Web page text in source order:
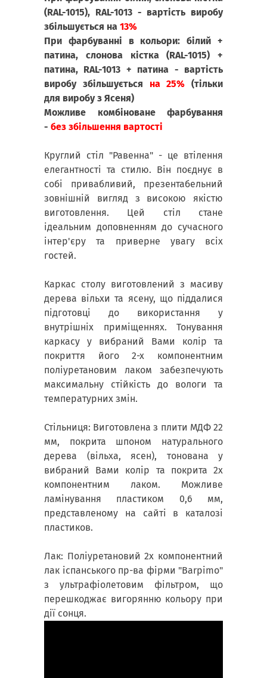
(RAL-1015), RAL-1013 - вартість виробу
збільшується на 13%
При фарбуванні в кольори: білий +
патина, слонова кістка (RAL-1015) +
патина, RAL-1013 + патина - вартість
виробу збільшується на 25% (тільки
для виробу з Ясеня)
Можливе комбіноване фарбування
- без збільшення вартості
Круглий стіл "Равенна" - це втілення
елегантності та стилю. Він поєднує в
собі привабливий, презентабельний
зовнішній вигляд з високою якістю
виготовлення. Цей стіл стане
ідеальним доповненням до сучасного
інтер'єру та приверне увагу всіх
гостей.
Каркас столу виготовлений з масиву
дерева вільхи та ясену, що піддалися
підготовці до використання у
внутрішніх приміщеннях. Тонування
каркасу у вибраний Вами колір та
покриття його 2-х компонентним
поліуретановим лаком забезпечують
максимальну стійкість до вологи та
температурних змін.
Стільниця: Виготовлена з плити МДФ 22
мм, покрита шпоном натурального
дерева (вільха, ясен), тонована у
вибраний Вами колір та покрита 2х
компонентним лаком. Можливе
ламінування пластиком 0,6 мм,
представленому на сайті в каталозі
пластиков.
Лак: Поліуретановий 2х компонентний
лак іспанського пр-ва фірми "Barpimo"
з ультрафіолетовим фільтром, що
перешкоджає вигорянню кольору при
дії сонця.